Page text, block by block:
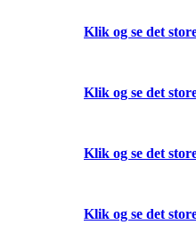
Klik og se det
Klik og se det
Klik og se det
Klik og se det